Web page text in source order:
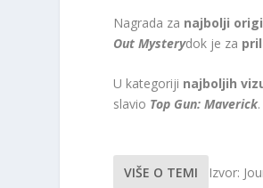
Nagrada za najbolji
Out Mysterydok je za
U kategoriji najboljih
slavio Top Gun: Maverick.
VIŠE O TEMI Izvor: